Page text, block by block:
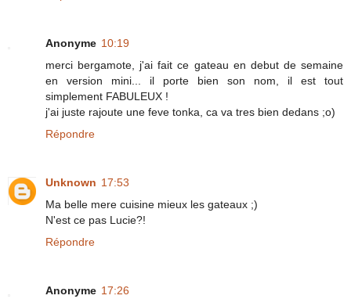
Anonyme 10:19
merci bergamote, j'ai fait ce gateau en debut de semaine
en version mini... il porte bien son nom, il est tout
simplement FABULEUX !
j'ai juste rajoute une feve tonka, ca va tres bien dedans ;o)
Répondre
Unknown 17:53
Ma belle mere cuisine mieux les gateaux ;)
N'est ce pas Lucie?!
Répondre
Anonyme 17:26